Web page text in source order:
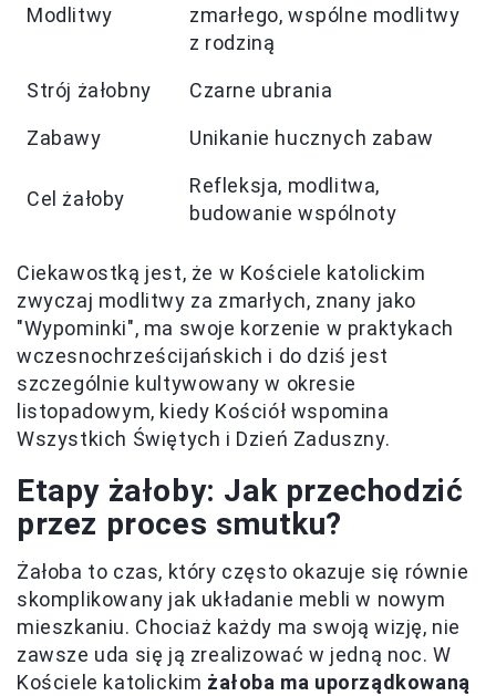
Modlitwy
zmarłego, wspólne modlitwy
z rodziną
Strój żałobny Czarne ubrania
Zabawy Unikanie hucznych zabaw
Cel żałoby
Refleksja, modlitwa,
budowanie wspólnoty
Ciekawostką jest, że w Kościele katolickim
zwyczaj modlitwy za zmarłych, znany jako
"Wypominki", ma swoje korzenie w praktykach
wczesnochrześcijańskich i do dziś jest
szczególnie kultywowany w okresie
listopadowym, kiedy Kościół wspomina
Wszystkich Świętych i Dzień Zaduszny.
Etapy żałoby: Jak przechodzić
przez proces smutku?
Żałoba to czas, który często okazuje się równie
skomplikowany jak układanie mebli w nowym
mieszkaniu. Chociaż każdy ma swoją wizję, nie
zawsze uda się ją zrealizować w jedną noc. W
Kościele katolickim żałoba ma uporządkowaną